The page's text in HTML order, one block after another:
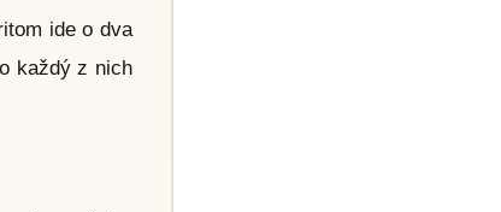
ide o dva
každý z nich